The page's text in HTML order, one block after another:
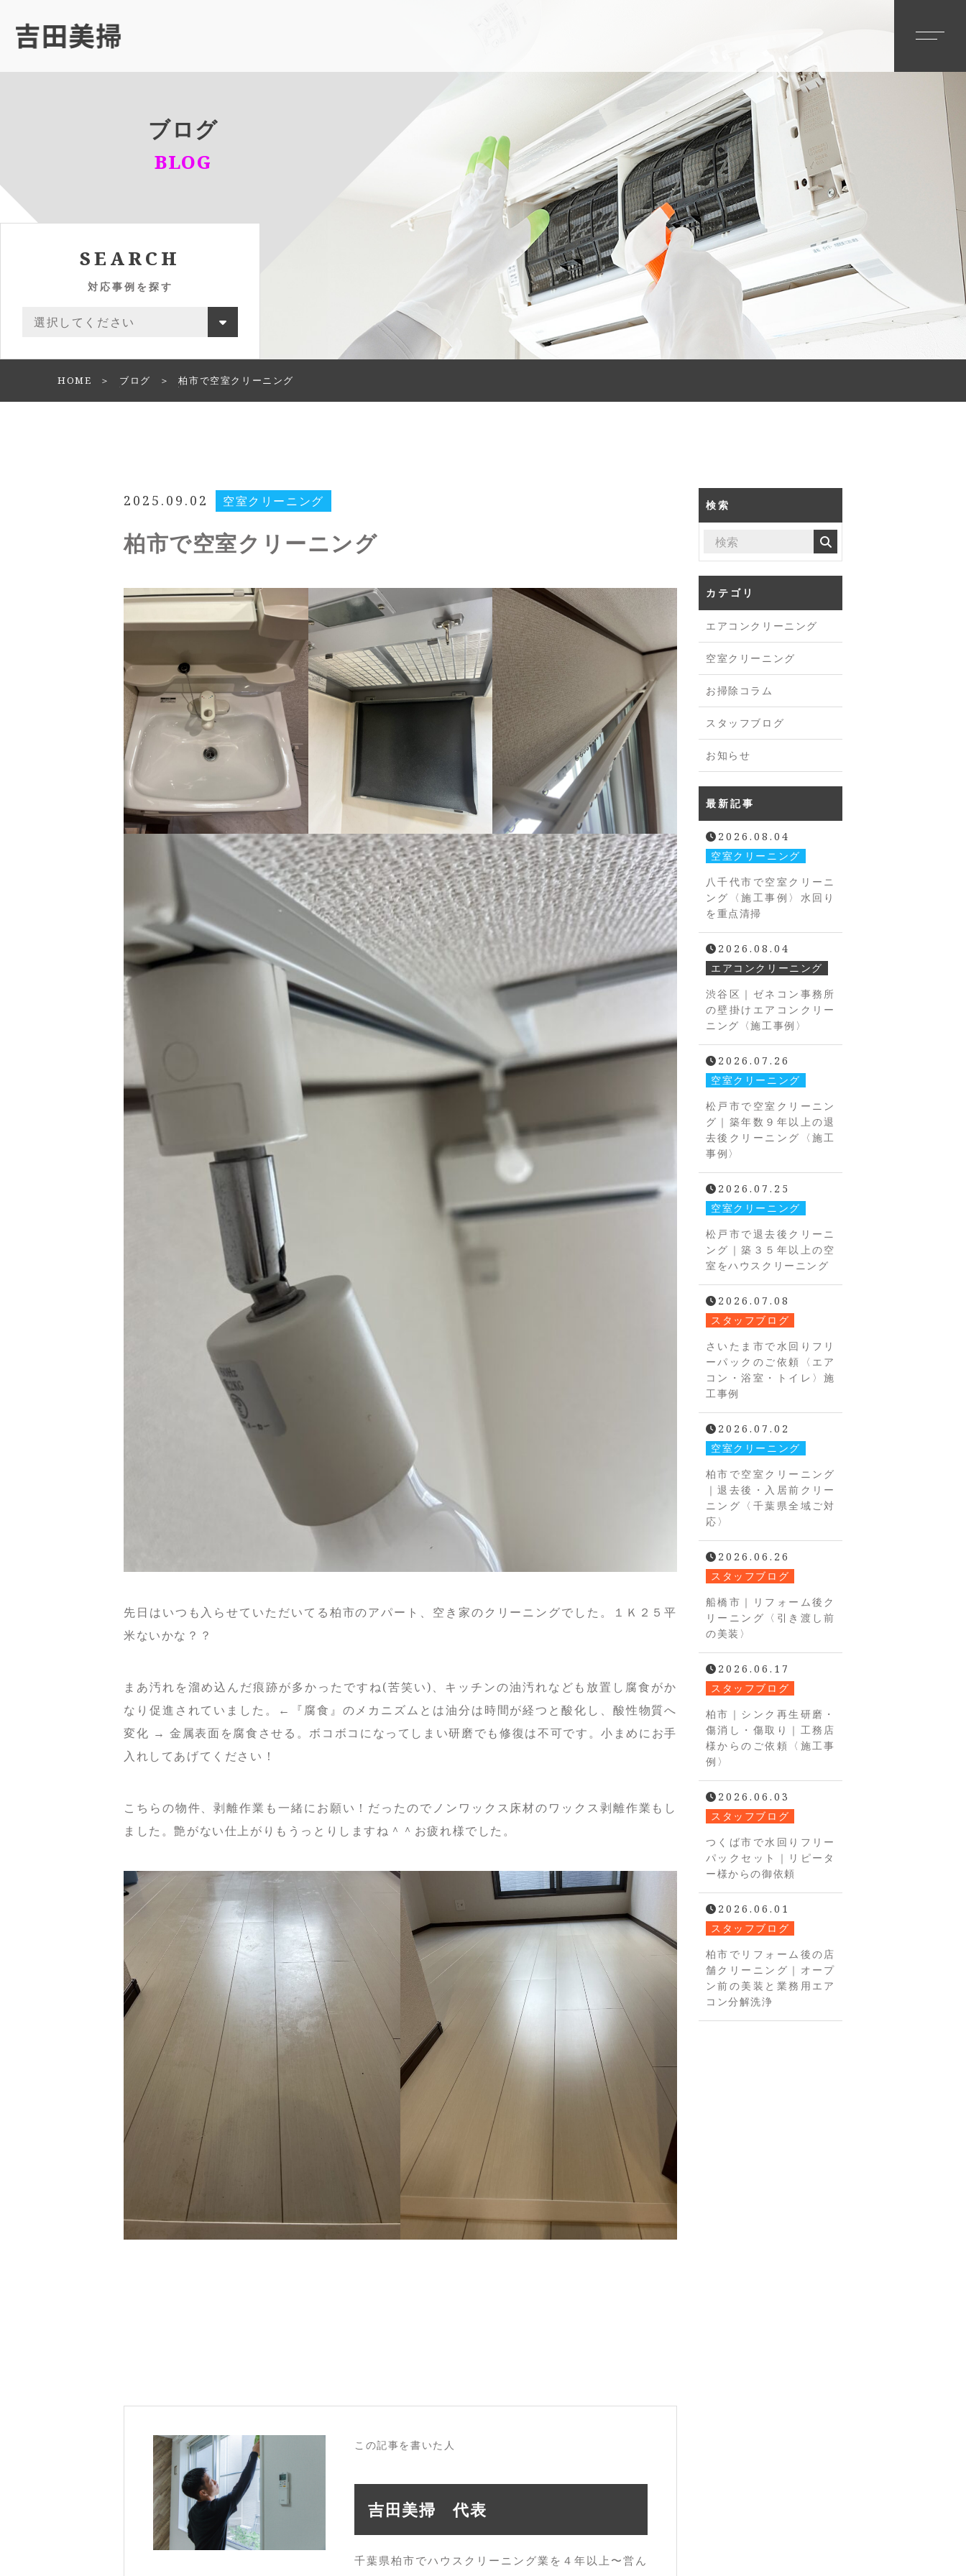
ブログ
BLOG
SEARCH
対応事例を探す
HOME ブログ 柏市で空室クリーニング
2025.09.02 空室クリーニング
柏市で空室クリーニング
先日はいつも入らせていただいてる柏市のアパート、空き家のクリーニングでした。１Ｋ２５平
米ないかな？？
まあ汚れを溜め込んだ痕跡が多かったですね(苦笑い)、キッチンの油汚れなども放置し腐食がか
なり促進されていました。←『腐食』のメカニズムとは油分は時間が経つと酸化し、酸性物質へ
変化 → 金属表面を腐食させる。ボコボコになってしまい研磨でも修復は不可です。小まめにお手
入れしてあげてください！
こちらの物件、剥離作業も一緒にお願い！だったのでノンワックス床材のワックス剥離作業もし
ました。艶がない仕上がりもうっとりしますね＾＾お疲れ様でした。
この記事を書いた人
吉田美掃 代表
千葉県柏市でハウスクリーニング業を４年以上〜営ん
検索
カテゴリ
エアコンクリーニング
空室クリーニング
お掃除コラム
スタッフブログ
お知らせ
最新記事
2026.08.04
空室クリーニング
八千代市で空室クリーニ
ング〈施工事例〉水回り
を重点清掃
2026.08.04
エアコンクリーニング
渋谷区｜ゼネコン事務所
の壁掛けエアコンクリー
ニング〈施工事例〉
2026.07.26
空室クリーニング
松戸市で空室クリーニン
グ｜築年数９年以上の退
去後クリーニング〈施工
事例〉
2026.07.25
空室クリーニング
松戸市で退去後クリーニ
ング｜築３５年以上の空
室をハウスクリーニング
2026.07.08
スタッフブログ
さいたま市で水回りフリ
ーパックのご依頼〈エア
コン・浴室・トイレ〉施
工事例
2026.07.02
空室クリーニング
柏市で空室クリーニング
｜退去後・入居前クリー
ニング〈千葉県全域ご対
応〉
2026.06.26
スタッフブログ
船橋市｜リフォーム後ク
リーニング〈引き渡し前
の美装〉
2026.06.17
スタッフブログ
柏市｜シンク再生研磨・
傷消し・傷取り｜工務店
様からのご依頼〈施工事
例〉
2026.06.03
スタッフブログ
つくば市で水回りフリー
パックセット｜リピータ
ー様からの御依頼
2026.06.01
スタッフブログ
柏市でリフォーム後の店
舗クリーニング｜オープ
ン前の美装と業務用エア
コン分解洗浄